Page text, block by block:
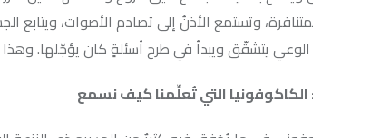
وتستمع الأذنُ إلى تصادم الأصوات، ويتابع الجسدُ جسدًا
الوعي يتشقّق ويبدأ في طرح أسئلةٍ كان يؤجّلها. وهذا هو المسرح
التي تُعلِّمنا كيف نسمع